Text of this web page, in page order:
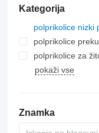
Kategorija
polprikolice nizki
polprikolice
polprikolice za
pokaži vse
Znamka